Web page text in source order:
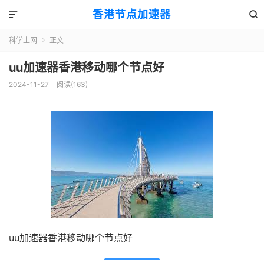
香港节点加速器 

科学上网  正文
uu加速器香港移动哪个节点好
2024-11-27 阅读(163)
uu加速器香港移动哪个节点好